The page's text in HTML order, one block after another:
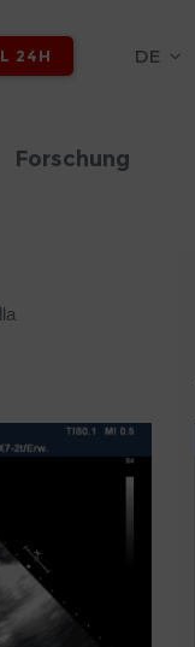
24H DE
Forschung